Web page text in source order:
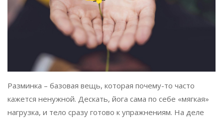
Разминка – базовая вещь, которая почему-то часто
кажется ненужной. Дескать, йога сама по себе «мягкая»
нагрузка, и тело сразу готово к упражнениям. На деле